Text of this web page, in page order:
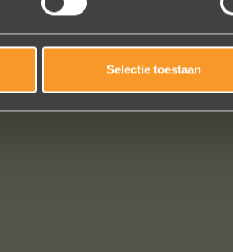
Selectie toestaan
Bekijk al onze reviews